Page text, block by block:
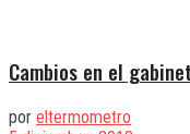
Cambios en el
por eltermometro